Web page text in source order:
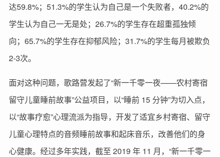
达59.8%；51.3%的学生认为自己是一个失败者，40.2%的
学生认为自己一无是处；26.7%的学生存在超重孤独倾
向；65.7%的学生存在抑郁风险；31.7%的学生每月被欺负
2-3次。
面对这种问题，歌路营发起了“新一千零一夜——农村寄宿
留守儿童睡前故事”公益项目，以“睡前 15 分钟”为切入点，
以“故事疗愈”心理流派为指导，开发了适宜乡村寄宿、留守
儿童心理特点的音频睡前故事和起床音乐，改善他们的身
心健康。经过多年实践，截至 2019 年 11 月，“新一千零一